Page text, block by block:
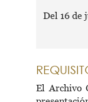
Del 16 de
El Archivo